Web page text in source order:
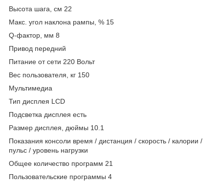
Высота шага, см 22
Макс. угол наклона рампы, % 15
Q-фактор, мм 8
Привод передний
Питание от сети 220 Вольт
Вес пользователя, кг 150
Мультимедиа
Тип дисплея LCD
Подсветка дисплея есть
Размер дисплея, дюймы 10.1
Показания консоли время / дистанция / скорость / калории /
пульс / уровень нагрузки
Общее количество программ 21
Пользовательские программы 4